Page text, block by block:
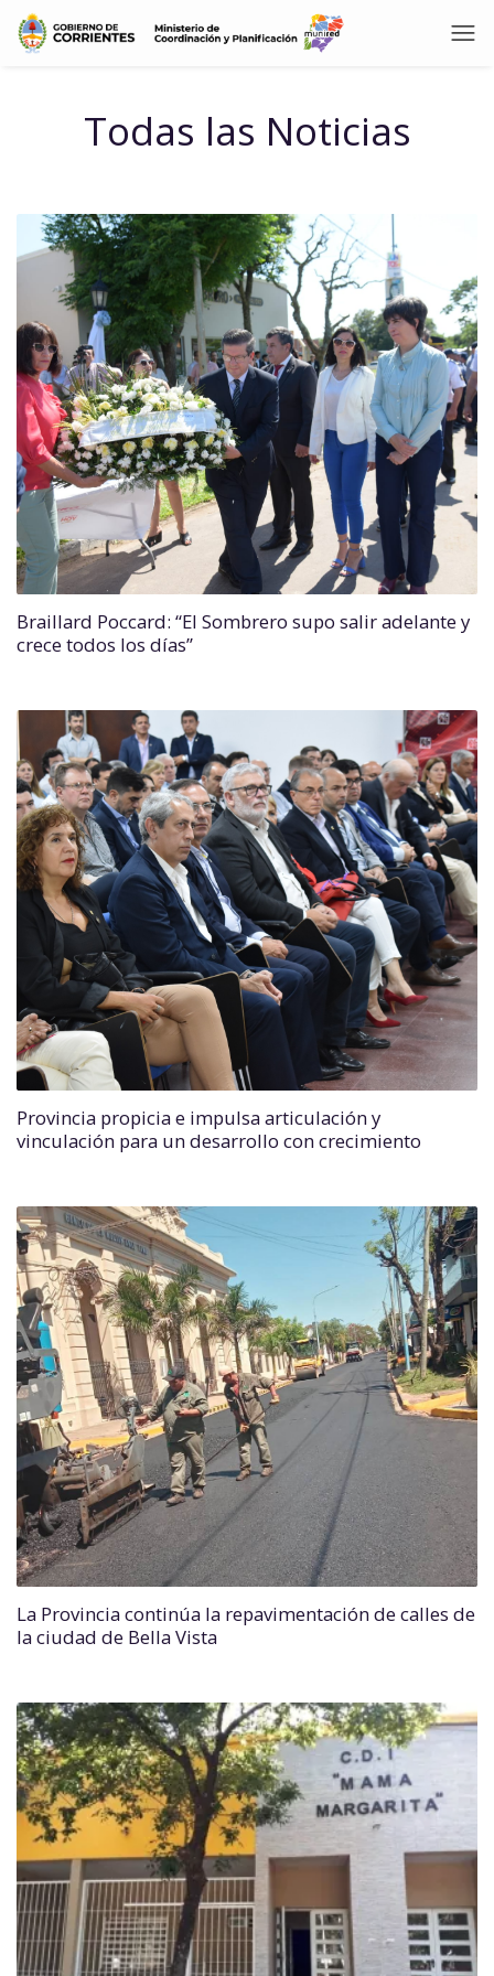
Todas las Noticias
Braillard Poccard: “El Sombrero supo salir adelante y
crece todos los días”
Provincia propicia e impulsa articulación y
vinculación para un desarrollo con crecimiento
La Provincia continúa la repavimentación de calles de
la ciudad de Bella Vista